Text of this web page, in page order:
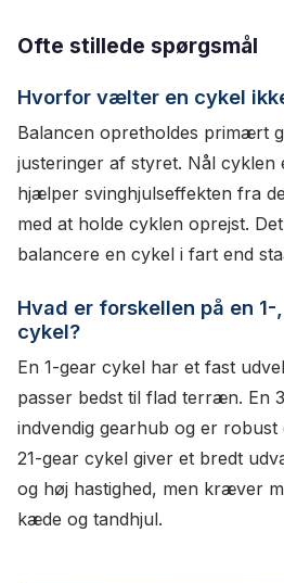
Ofte stillede spørgsmål
Hvorfor vælter en cykel
Balancen opretholdes primært
justeringer af styret. Nål cyklen
hjælper svinghjulseffekten fra
med at holde cyklen oprejst.
balancere en cykel i fart end
Hvad er forskellen på en
cykel?
En 1-gear cykel har et fast
passer bedst til flad terræn. En
indvendig gearhub og er robust
21-gear cykel giver et bredt
og høj hastighed, men kræver
kæde og tandhjul.